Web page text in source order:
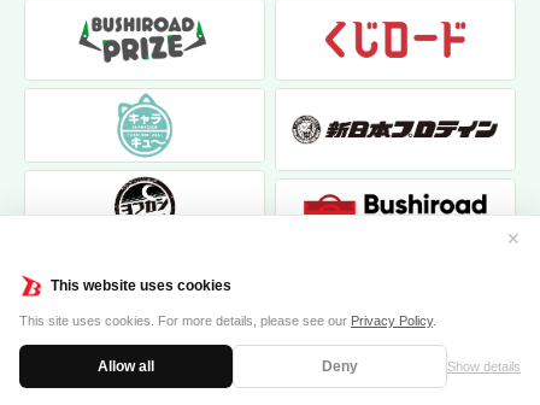
This website uses cookies
This site uses cookies. For more details, please see our Privacy Policy.
Allow all Deny Show details
✕